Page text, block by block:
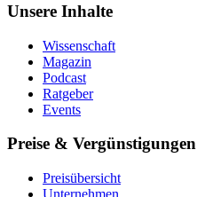
Unsere Inhalte
Wissenschaft
Magazin
Podcast
Ratgeber
Events
Preise & Vergünstigungen
Preisübersicht
Unternehmen